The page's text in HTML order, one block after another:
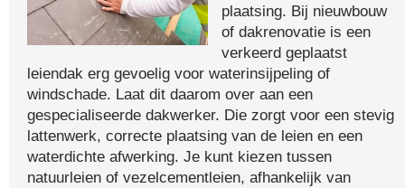
plaatsing. Bij nieuwbouw
of dakrenovatie is een
verkeerd geplaatst
leiendak erg gevoelig voor waterinsijpeling of
windschade. Laat dit daarom over aan een
gespecialiseerde dakwerker. Die zorgt voor een stevig
lattenwerk, correcte plaatsing van de leien en een
waterdichte afwerking. Je kunt kiezen tussen
natuurleien of vezelcementleien, afhankelijk van